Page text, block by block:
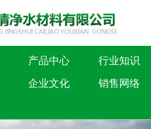
产品中心
行业知识
企业文化
销售网络